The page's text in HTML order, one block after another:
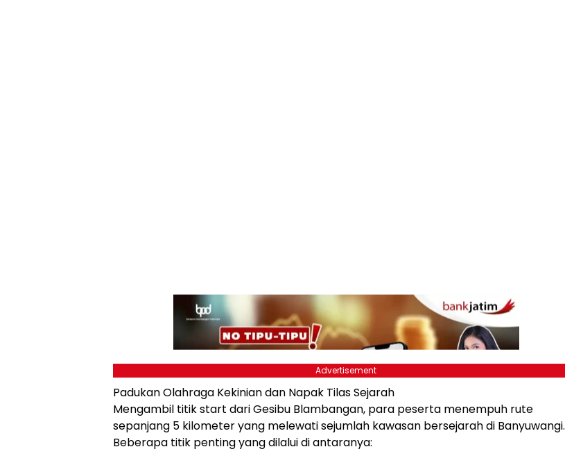
Advertisement
Padukan Olahraga Kekinian dan Napak Tilas Sejarah
Mengambil titik start dari Gesibu Blambangan, para peserta menempuh rute
sepanjang 5 kilometer yang melewati sejumlah kawasan bersejarah di Banyuwangi.
Beberapa titik penting yang dilalui di antaranya: